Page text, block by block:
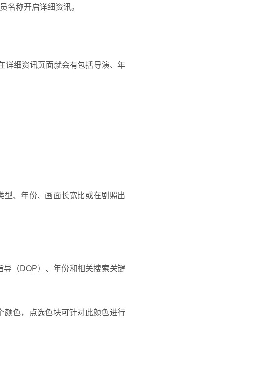
名称开启详细资讯。
详细资讯页面就会有包括导演、年
、年份、画面长宽比或在剧照出
（DOP）、年份和相关搜索关键
色，点选色块可针对此颜色进行